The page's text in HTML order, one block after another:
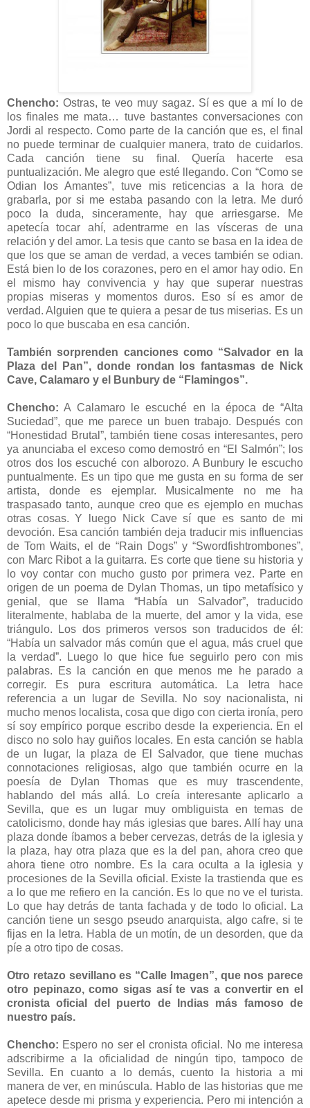
Chencho: Ostras, te veo muy sagaz. Sí es que a mí lo de
los finales me mata… tuve bastantes conversaciones con
Jordi al respecto. Como parte de la canción que es, el final
no puede terminar de cualquier manera, trato de cuidarlos.
Cada canción tiene su final. Quería hacerte esa
puntualización. Me alegro que esté llegando. Con “Como se
Odian los Amantes”, tuve mis reticencias a la hora de
grabarla, por si me estaba pasando con la letra. Me duró
poco la duda, sinceramente, hay que arriesgarse. Me
apetecía tocar ahí, adentrarme en las vísceras de una
relación y del amor. La tesis que canto se basa en la idea de
que los que se aman de verdad, a veces también se odian.
Está bien lo de los corazones, pero en el amor hay odio. En
el mismo hay convivencia y hay que superar nuestras
propias miseras y momentos duros. Eso sí es amor de
verdad. Alguien que te quiera a pesar de tus miserias. Es un
poco lo que buscaba en esa canción.
También sorprenden canciones como “Salvador en la
Plaza del Pan”, donde rondan los fantasmas de Nick
Cave, Calamaro y el Bunbury de “Flamingos”.
Chencho: A Calamaro le escuché en la época de “Alta
Suciedad”, que me parece un buen trabajo. Después con
“Honestidad Brutal”, también tiene cosas interesantes, pero
ya anunciaba el exceso como demostró en “El Salmón”; los
otros dos los escuché con alborozo. A Bunbury le escucho
puntualmente. Es un tipo que me gusta en su forma de ser
artista, donde es ejemplar. Musicalmente no me ha
traspasado tanto, aunque creo que es ejemplo en muchas
otras cosas. Y luego Nick Cave sí que es santo de mi
devoción. Esa canción también deja traducir mis influencias
de Tom Waits, el de “Rain Dogs” y “Swordfishtrombones”,
con Marc Ribot a la guitarra. Es corte que tiene su historia y
lo voy contar con mucho gusto por primera vez. Parte en
origen de un poema de Dylan Thomas, un tipo metafísico y
genial, que se llama “Había un Salvador”, traducido
literalmente, hablaba de la muerte, del amor y la vida, ese
triángulo. Los dos primeros versos son traducidos de él:
“Había un salvador más común que el agua, más cruel que
la verdad”. Luego lo que hice fue seguirlo pero con mis
palabras. Es la canción en que menos me he parado a
corregir. Es pura escritura automática. La letra hace
referencia a un lugar de Sevilla. No soy nacionalista, ni
mucho menos localista, cosa que digo con cierta ironía, pero
sí soy empírico porque escribo desde la experiencia. En el
disco no solo hay guiños locales. En esta canción se habla
de un lugar, la plaza de El Salvador, que tiene muchas
connotaciones religiosas, algo que también ocurre en la
poesía de Dylan Thomas que es muy trascendente,
hablando del más allá. Lo creía interesante aplicarlo a
Sevilla, que es un lugar muy ombliguista en temas de
catolicismo, donde hay más iglesias que bares. Allí hay una
plaza donde íbamos a beber cervezas, detrás de la iglesia y
la plaza, hay otra plaza que es la del pan, ahora creo que
ahora tiene otro nombre. Es la cara oculta a la iglesia y
procesiones de la Sevilla oficial. Existe la trastienda que es
a lo que me refiero en la canción. Es lo que no ve el turista.
Lo que hay detrás de tanta fachada y de todo lo oficial. La
canción tiene un sesgo pseudo anarquista, algo cafre, si te
fijas en la letra. Habla de un motín, de un desorden, que da
píe a otro tipo de cosas.
Otro retazo sevillano es “Calle Imagen”, que nos parece
otro pepinazo, como sigas así te vas a convertir en el
cronista oficial del puerto de Indias más famoso de
nuestro país.
Chencho: Espero no ser el cronista oficial. No me interesa
adscribirme a la oficialidad de ningún tipo, tampoco de
Sevilla. En cuanto a lo demás, cuento la historia a mi
manera de ver, en minúscula. Hablo de las historias que me
apetece desde mi prisma y experiencia. Pero mi intención a